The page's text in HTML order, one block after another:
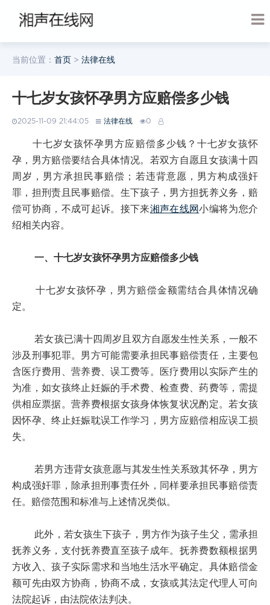
当前位置： 首页 > 法律在线
十七岁女孩怀孕男方应赔偿多少钱
2025-11-09 21:44:05 法律在线 0
十七岁女孩怀孕男方应赔偿多少钱？十七岁女孩怀
孕，男方赔偿要结合具体情况。若双方自愿且女孩满十四
周岁，男方承担民事赔偿；若违背意愿，男方构成强奸
罪，担刑责且民事赔偿。生下孩子，男方担抚养义务，赔
偿可协商，不成可起诉。接下来湘声在线网小编将为您介
绍相关内容。
一、十七岁女孩怀孕男方应赔偿多少钱
十七岁女孩怀孕，男方赔偿金额需结合具体情况确
定。
若女孩已满十四周岁且双方自愿发生性关系，一般不
涉及刑事犯罪。男方可能需要承担民事赔偿责任，主要包
含医疗费用、营养费、误工费等。医疗费用以实际产生的
为准，如女孩终止妊娠的手术费、检查费、药费等，需提
供相应票据。营养费根据女孩身体恢复状况酌定。若女孩
因怀孕、终止妊娠耽误工作学习，男方应赔偿相应误工损
失。
若男方违背女孩意愿与其发生性关系致其怀孕，男方
构成强奸罪，除承担刑事责任外，同样要承担民事赔偿责
任。赔偿范围和标准与上述情况类似。
此外，若女孩生下孩子，男方作为孩子生父，需承担
抚养义务，支付抚养费直至孩子成年。抚养费数额根据男
方收入、孩子实际需求和当地生活水平确定。具体赔偿金
额可先由双方协商，协商不成，女孩或其法定代理人可向
法院起诉，由法院依法判决。